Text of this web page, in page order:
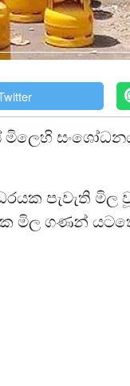
මිලෙහි
පැවැති මිල
මිල ගණන්